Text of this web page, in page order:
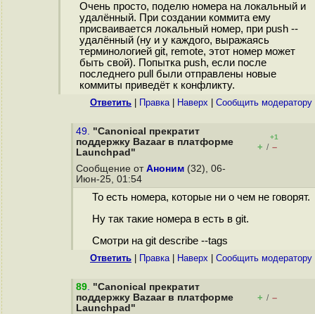
Очень просто, поделю номера на локальный и
удалённый. При создании коммита ему
присваивается локальный номер, при push --
удалённый (ну и у каждого, выражаясь
терминологией git, remote, этот номер может
быть свой). Попытка push, если после
последнего pull были отправлены новые
коммиты приведёт к конфликту.
Ответить Правка| Наверх Cообщить модератору
49. "Canonical прекратит
поддержку Bazaar в платформе
Launchpad"
+1
+ / –
Сообщение от Аноним (32), 06-
Июн-25, 01:54
То есть номера, которые ни о чем не говорят.
Ну так такие номера в есть в git.
Смотри на git describe --tags
Ответить Правка| Наверх Cообщить модератору
89. "Canonical прекратит
поддержку Bazaar в платформе
Launchpad"
+ / –